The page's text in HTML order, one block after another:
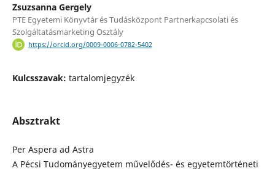
Zsuzsanna Gergely
PTE Egyetemi Könyvtár és Tudásközpont Partnerkapcsolati és
Szolgáltatásmarketing Osztály
https://orcid.org/0009-0006-0782-5402
Kulcsszavak: tartalomjegyzék
Absztrakt
Per Aspera ad Astra
A Pécsi Tudományegyetem művelődés- és egyetemtörténeti